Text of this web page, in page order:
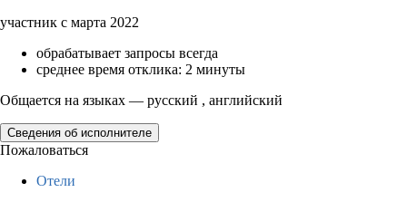
участник с марта 2022
обрабатывает запросы всегда
среднее время отклика: 2 минуты
Общается на языках — русский , английский
Сведения об исполнителе
Пожаловаться
Отели